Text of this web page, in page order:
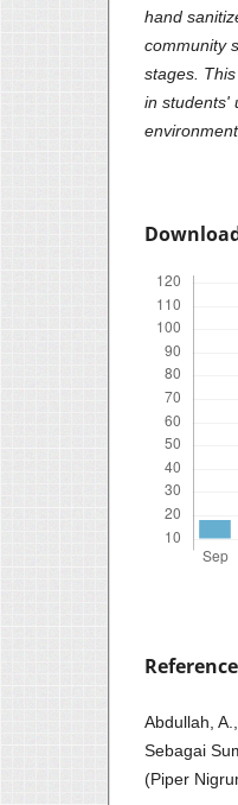
hand
community
stages.
in students'
Abdullah,
Sebagai
(Piper